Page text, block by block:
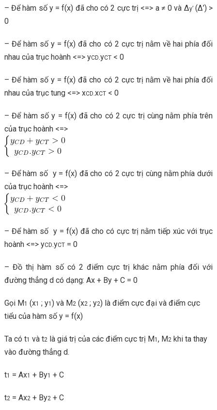
– Để hàm số y = f(x) đã cho có 2 cực trị <=> a ≠ 0 và ∆y’(∆’) >
0
– Để hàm số y = f(x) đã cho có 2 cực trị nằm về hai phía đối
nhau của trục hoành <=> yCD.yCT< 0
– Để hàm số y = f(x) đã cho có 2 cực trị nằm về hai phía đối
nhau của trục tung <=> xCD.xCT< 0
– Để hàm số y = f(x) đã cho có 2 cực trị cùng nằm phía trên
của trục hoành <=>
– Để hàm số y = f(x) đã cho có 2 cực trị cùng nằm phía dưới
của trục hoành <=>
– Để hàm số y = f(x) đã cho có cực trị nằm tiếp xúc với trục
hoành <=> yCD.yCT= 0
– Đồ thị hàm số có 2 điểm cực trị khác nằm phía đối với
đường thẳng d có dạng: Ax + By + C = 0
Gọi M1 (x1 ; y1 ) và M2(x2; y2) là điểm cực đại và điểm cực
tiểu của hàm số y = f(x)
Ta có t1 và t2là giá trị của các điểm cực trị M1 , M2khi ta thay
vào đường thẳng d.
t1 = Ax1 + By1 + C
t2= Ax2+ By2+ C